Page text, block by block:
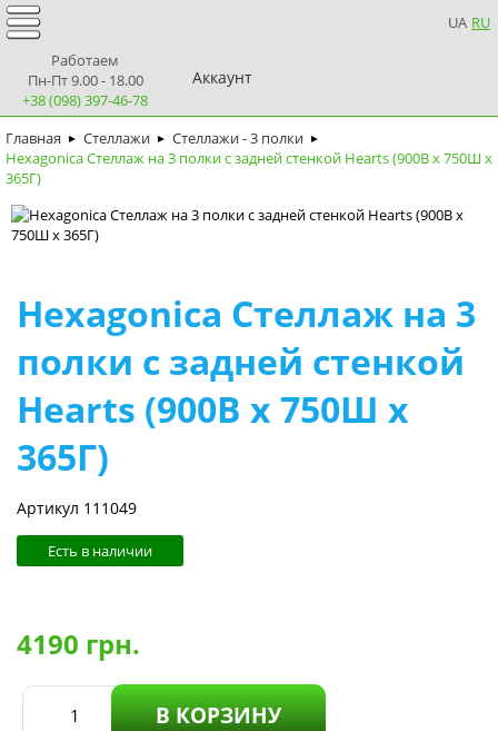
UA RU
Работаем
Пн-Пт 9.00 - 18.00
+38 (098) 397-46-78
Аккаунт
Главная ► Стеллажи ► Стеллажи - 3 полки ►
Hexagonica Стеллаж на 3 полки с задней стенкой Hearts (900В х 750Ш х
365Г)
Hexagonica Стеллаж на 3
полки с задней стенкой
Hearts (900В х 750Ш х
365Г)
Артикул 111049
Есть в наличии
4190 грн.
В КОРЗИНУ